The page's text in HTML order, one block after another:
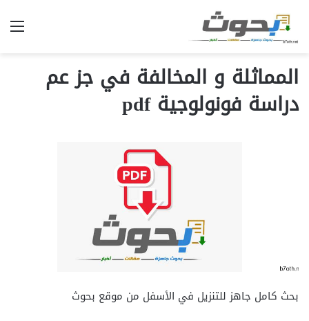
المماثلة و المخالفة في جز عم
دراسة فونولوجية pdf
بحث كامل جاهز للتنزيل في الأسفل من موقع بحوث